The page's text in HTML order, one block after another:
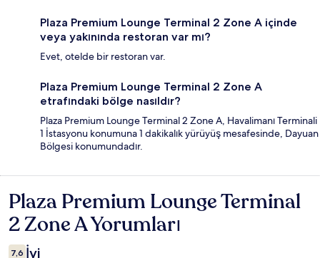
Plaza Premium Lounge Terminal 2 Zone A içinde
veya yakınında restoran var mı?
Evet, otelde bir restoran var.
Plaza Premium Lounge Terminal 2 Zone A
etrafındaki bölge nasıldır?
Plaza Premium Lounge Terminal 2 Zone A, Havalimanı Terminali
1 İstasyonu konumuna 1 dakikalık yürüyüş mesafesinde, Dayuan
Bölgesi konumundadır.
Yorumlar
Plaza Premium Lounge Terminal
2 Zone A Yorumları
7,6 İyi